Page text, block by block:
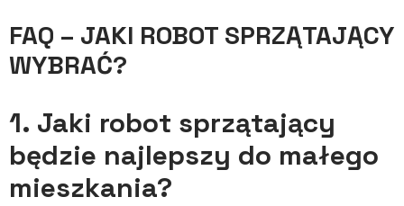
FAQ – JAKI ROBOT SPRZĄTAJĄCY
WYBRAĆ?
1. Jaki robot sprzątający
będzie najlepszy do małego
mieszkania?